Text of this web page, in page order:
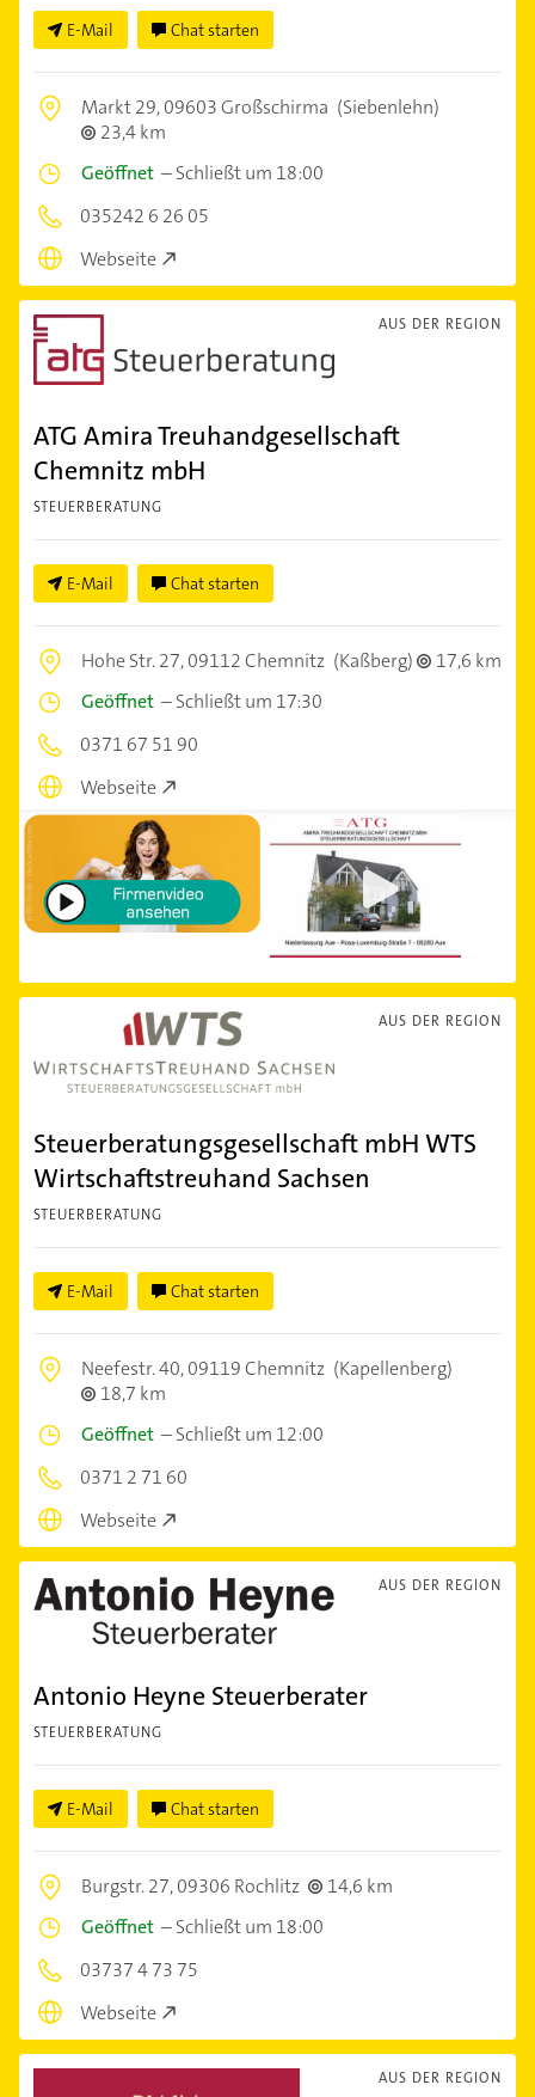
E-Mail Chat starten
Markt 29,09603 Großschirma (Siebenlehn)
23,4 km
Geöffnet –Schließt um 18:00
035242 6 26 05
Webseite
AUS DER REGION
ATG Amira Treuhandgesellschaft
Chemnitz mbH
STEUERBERATUNG
E-Mail Chat starten
Hohe Str. 27,09112 Chemnitz (Kaßberg)
17,6 km
Geöffnet –Schließt um 17:30
0371 67 51 90
Webseite
AUS DER REGION
Steuerberatungsgesellschaft mbH WTS
Wirtschaftstreuhand Sachsen
STEUERBERATUNG
E-Mail Chat starten
Neefestr. 40,09119 Chemnitz (Kapellenberg)
18,7 km
Geöffnet –Schließt um 12:00
0371 2 71 60
Webseite
AUS DER REGION
Antonio Heyne Steuerberater
STEUERBERATUNG
E-Mail Chat starten
Burgstr. 27,09306 Rochlitz
14,6 km
Geöffnet –Schließt um 18:00
03737 4 73 75
Webseite
AUS DER REGION